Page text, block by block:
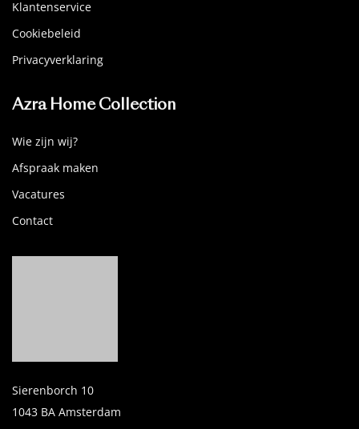
Klantenservice
Cookiebeleid
Privacyverklaring
Azra Home Collection
Wie zijn wij?
Afspraak maken
Vacatures
Contact
Sierenborch 10
1043 BA Amsterdam